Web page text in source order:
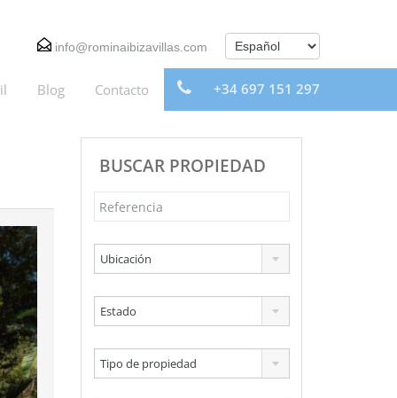
info@rominaibizavillas.com
+34 697 151 297
Blog Contacto
BUSCAR PROPIEDAD
Ubicación
Estado
Tipo de propiedad